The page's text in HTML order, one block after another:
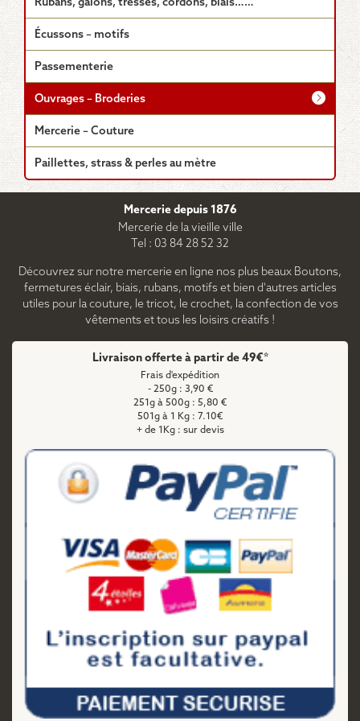
Rubans, galons, tresses, cordons, biais……
Écussons – motifs
Passementerie
Ouvrages – Broderies
Mercerie – Couture
Paillettes, strass & perles au mètre
Mercerie depuis 1876
Mercerie de la vieille ville
Tel : 03 84 28 52 32
Découvrez sur notre mercerie en ligne nos plus beaux Boutons,
fermetures éclair, biais, rubans, motifs et bien d'autres articles
utiles pour la couture, le tricot, le crochet, la confection de vos
vêtements et tous les loisirs créatifs !
Livraison offerte à partir de 49€*
Frais d'expédition
- 250g : 3,90 €
251g à 500g : 5,80 €
501g à 1 Kg : 7.10€
+ de 1Kg : sur devis